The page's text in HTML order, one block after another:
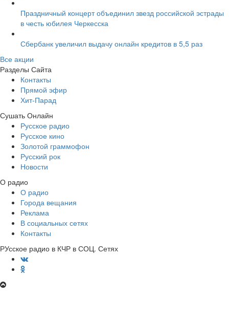
Праздничный концерт объединил звезд российской эстрады
в честь юбилея Черкесска
Сбербанк увеличил выдачу онлайн кредитов в 5,5 раз
Все акции
Разделы Сайта
Контакты
Прямой эфир
Хит-Парад
Сушать Онлайн
Русское радио
Русское кино
Золотой граммофон
Русский рок
Новости
О радио
О радио
Города вещания
Реклама
В социальных сетях
Контакты
РУсское радио в КЧР в СОЦ. Сетях